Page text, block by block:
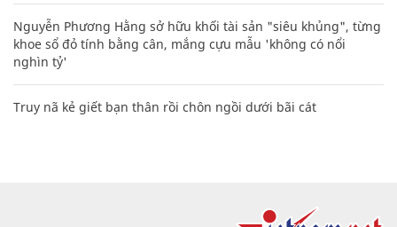
Nguyễn Phương Hằng sở hữu khối tài sản "siêu khủng", từng
khoe sổ đỏ tính bằng cân, mắng cựu mẫu 'không có nổi
nghìn tỷ'
Truy nã kẻ giết bạn thân rồi chôn ngồi dưới bãi cát